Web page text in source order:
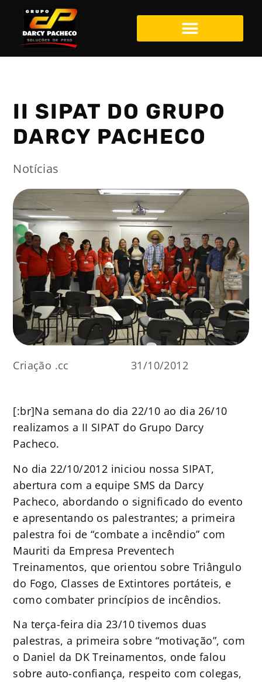
II SIPAT DO GRUPO
DARCY PACHECO
Notícias
Criação .cc 31/10/2012
[:br]Na semana do dia 22/10 ao dia 26/10
realizamos a II SIPAT do Grupo Darcy
Pacheco.
No dia 22/10/2012 iniciou nossa SIPAT,
abertura com a equipe SMS da Darcy
Pacheco, abordando o significado do evento
e apresentando os palestrantes; a primeira
palestra foi de “combate a incêndio” com
Mauriti da Empresa Preventech
Treinamentos, que orientou sobre Triângulo
do Fogo, Classes de Extintores portáteis, e
como combater princípios de incêndios.
Na terça-feira dia 23/10 tivemos duas
palestras, a primeira sobre “motivação”, com
o Daniel da DK Treinamentos, onde falou
sobre auto-confiança, respeito com colegas,